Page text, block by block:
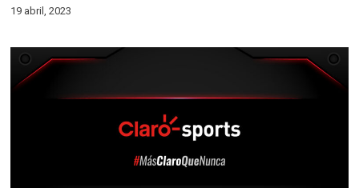
19 abril, 2023